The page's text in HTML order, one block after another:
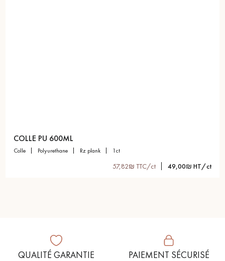
COLLE PU 600ML
colle polyurethane rz plank 1ct
57,82₪ TTC/ct 49,00₪ HT/ct
QUALITÉ GARANTIE PAIEMENT SÉCURISÉ